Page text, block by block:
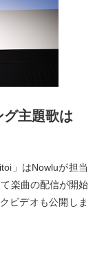
グ主題歌は
」はNowluが担当
楽曲の配信が開始
ビデオも公開しま